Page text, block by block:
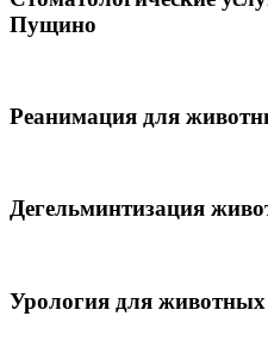
Пущино
Реанимация для
Дегельминтизация
Урология для